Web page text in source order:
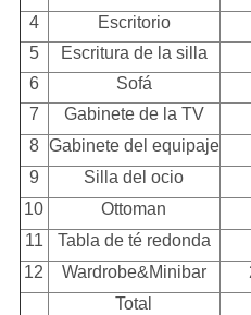
4
Escritorio
5
Escritura de la silla
6
Sofá
7
Gabinete de la TV
8 Gabinete del equipaje
9
Silla del ocio
10
Ottoman
11
Tabla de té redonda
12
Wardrobe&Minibar
Total